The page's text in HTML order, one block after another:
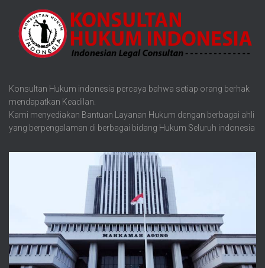
Konsultan Hukum indonesia percaya bahwa setiap orang berhak
mendapatkan Keadilan.
Kami menyediakan Bantuan Layanan Hukum dengan berbagai ahli
yang berpengalaman di berbagai bidang Hukum Seluruh indonesia